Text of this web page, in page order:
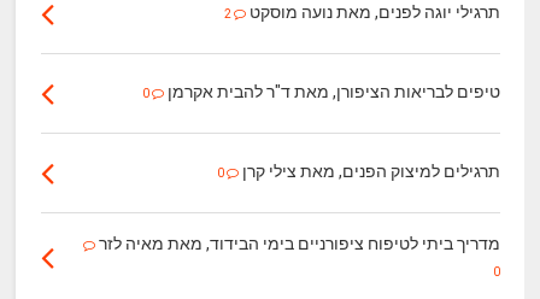
תרגילי יוגה לפנים, מאת נועה מוסקט
טיפים לבריאות הציפורן, מאת ד"ר להבית אקרמן 0
תרגילים למיצוק הפנים, מאת צילי קרן 0
מדריך ביתי לטיפוח ציפורניים בימי הבידוד, מאת מאיה לזר
0